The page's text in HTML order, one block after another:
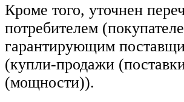
Кроме того, уточнен
потребителем
гарантирующим
(купли-продажи
(мощности)).